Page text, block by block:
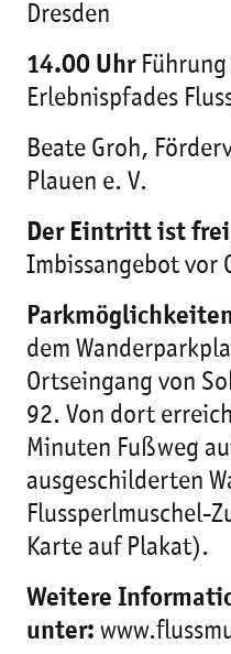
Dresden
14.00 UhrFührung
Erlebnispfades
Beate Groh,
Plauen e. V.
Der Eintritt ist frei
Imbissangebot vor
dem
Ortseingang von
92. Von dort
Minuten Fußweg
ausgeschilderten
Flussperlmuschel-
Karte auf Plakat).
Weitere
unter: